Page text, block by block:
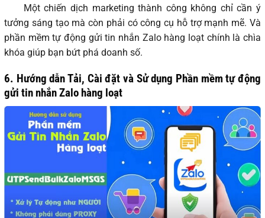
Một chiến dịch marketing thành công không chỉ cần ý
tưởng sáng tạo mà còn phải có công cụ hỗ trợ mạnh mẽ. Và
phần mềm tự động gửi tin nhắn Zalo hàng loạt chính là chìa
khóa giúp bạn bứt phá doanh số.
6. Hướng dẫn Tải, Cài đặt và Sử dụng Phần mềm tự động
gửi tin nhắn Zalo hàng loạt